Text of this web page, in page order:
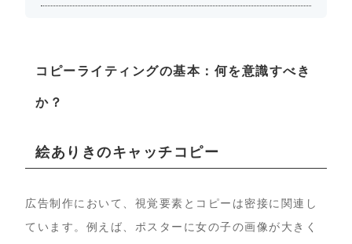
コピーライティングの基本：何を意識すべき
か？
絵ありきのキャッチコピー
広告制作において、視覚要素とコピーは密接に関連し
ています。例えば、ポスターに女の子の画像が大きく